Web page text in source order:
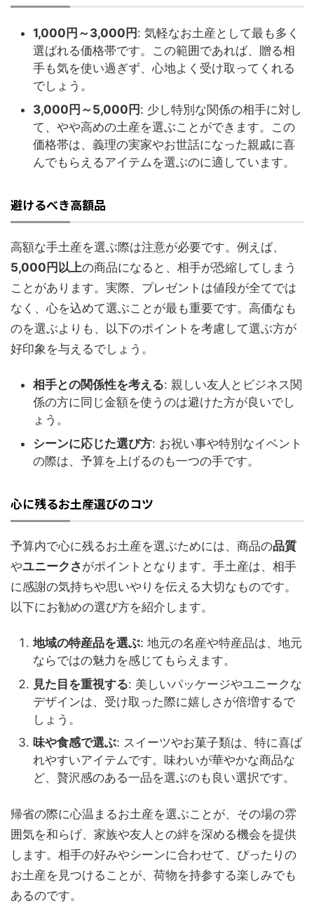
1,000円～3,000円 : 気軽なお土産として最も多く
選ばれる価格帯です。この範囲であれば、贈る相
手も気を使い過ぎず、心地よく受け取ってくれる
でしょう。
3,000円～5,000円: 少し特別な関係の相手に対し
て、やや高めの土産を選ぶことができます。この
価格帯は、義理の実家やお世話になった親戚に喜
んでもらえるアイテムを選ぶのに適しています。
避けるべき高額品
高額な手土産を選ぶ際は注意が必要です。例えば、
5,000円以上の商品になると、相手が恐縮してしまう
ことがあります。実際、プレゼントは値段が全てでは
なく、心を込めて選ぶことが最も重要です。高価なも
のを選ぶよりも、以下のポイントを考慮して選ぶ方が
好印象を与えるでしょう。
相手との関係性を考える: 親しい友人とビジネス関
係の方に同じ金額を使うのは避けた方が良いでし
ょう。
シーンに応じた選び方: お祝い事や特別なイベント
の際は、予算を上げるのも一つの手です。
心に残るお土産選びのコツ
予算内で心に残るお土産を選ぶためには、商品の品質
やユニークさ がポイントとなります。手土産は、相手
に感謝の気持ちや思いやりを伝える大切なものです。
以下にお勧めの選び方を紹介します。
地域の特産品を選ぶ: 地元の名産や特産品は、地元
ならではの魅力を感じてもらえます。
見た目を重視する: 美しいパッケージやユニークな
デザインは、受け取った際に嬉しさが倍増するで
しょう。
味や食感で選ぶ: スイーツやお菓子類は、特に喜ば
れやすいアイテムです。味わいが華やかな商品な
ど、贅沢感のある一品を選ぶのも良い選択です。
帰省の際に心温まるお土産を選ぶことが、その場の雰
囲気を和らげ、家族や友人との絆を深める機会を提供
します。相手の好みやシーンに合わせて、ぴったりの
お土産を見つけることが、荷物を持参する楽しみでも
あるのです。